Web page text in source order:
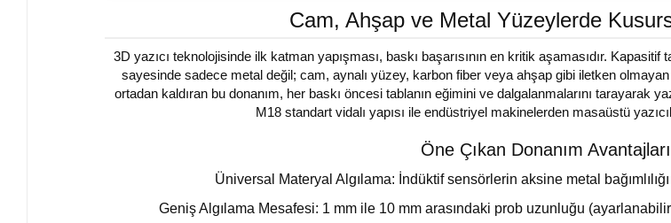
Cam, Ahşap ve Metal Yüzeylerde
3D yazıcı teknolojisinde ilk katman yapışması, baskı başarısının en kritik aşamasıdır.
sayesinde sadece metal değil; cam, aynalı yüzey, karbon fiber veya ahşap gibi iletken
ortadan kaldıran bu donanım, her baskı öncesi tablanın eğimini ve dalgalanmalarını tarayarak
M18 standart vidalı yapısı ile endüstriyel makinelerden masaüstü
Öne Çıkan Donanım
Üniversal Materyal Algılama: İndüktif sensörlerin aksine metal
Geniş Algılama Mesafesi: 1 mm ile 10 mm arasındaki prob uzunluğu